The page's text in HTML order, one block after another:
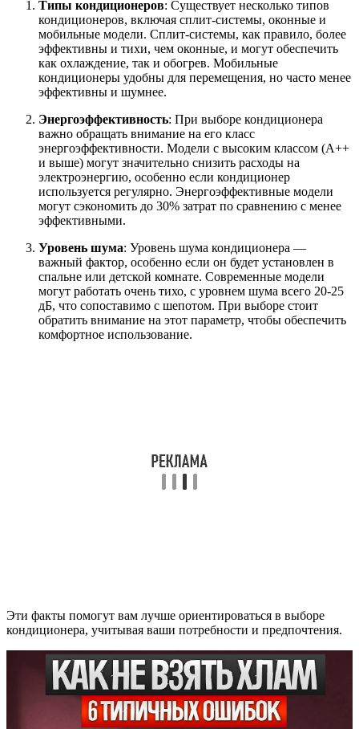
Типы кондиционеров: Существует несколько типов
кондиционеров, включая сплит-системы, оконные и
мобильные модели. Сплит-системы, как правило, более
эффективны и тихи, чем оконные, и могут обеспечить
как охлаждение, так и обогрев. Мобильные
кондиционеры удобны для перемещения, но часто менее
эффективны и шумнее.
Энергоэффективность: При выборе кондиционера
важно обращать внимание на его класс
энергоэффективности. Модели с высоким классом (A++
и выше) могут значительно снизить расходы на
электроэнергию, особенно если кондиционер
используется регулярно. Энергоэффективные модели
могут сэкономить до 30% затрат по сравнению с менее
эффективными.
Уровень шума: Уровень шума кондиционера —
важный фактор, особенно если он будет установлен в
спальне или детской комнате. Современные модели
могут работать очень тихо, с уровнем шума всего 20-25
дБ, что сопоставимо с шепотом. При выборе стоит
обратить внимание на этот параметр, чтобы обеспечить
комфортное использование.
Эти факты помогут вам лучше ориентироваться в выборе
кондиционера, учитывая ваши потребности и предпочтения.